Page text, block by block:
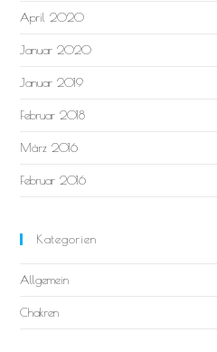
April 2020
Januar 2020
Januar 2019
Februar 2018
März 2016
Februar 2016
Kategorien
Allgemein
Chakren